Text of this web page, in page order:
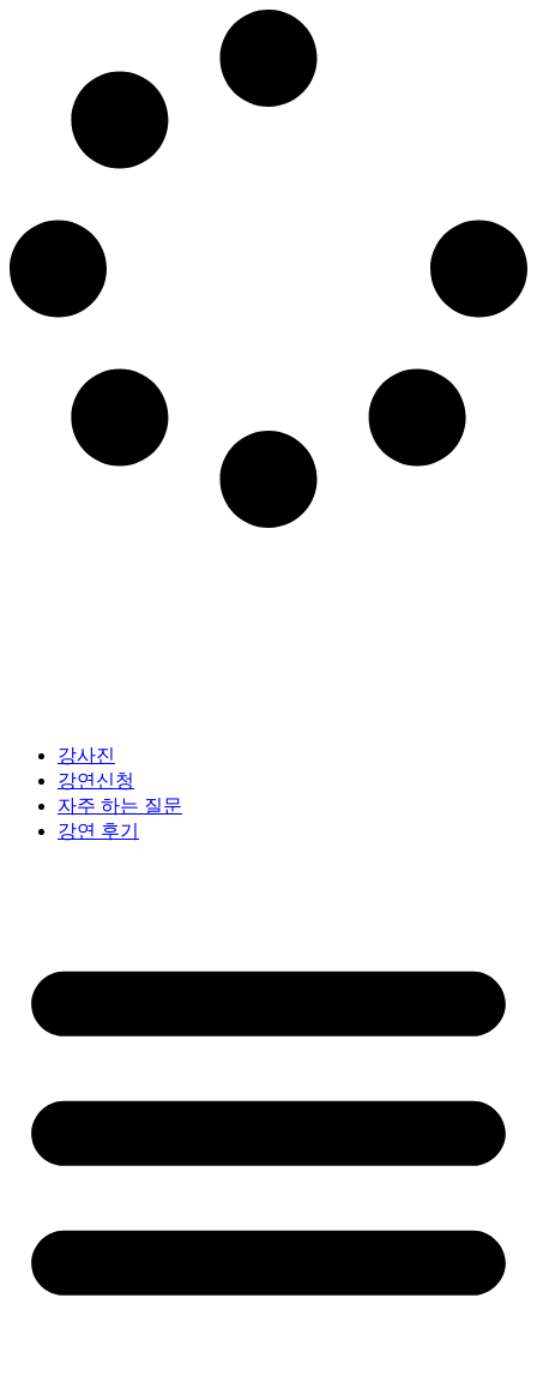
강사진
강연신청
자주 하는 질문
강연 후기